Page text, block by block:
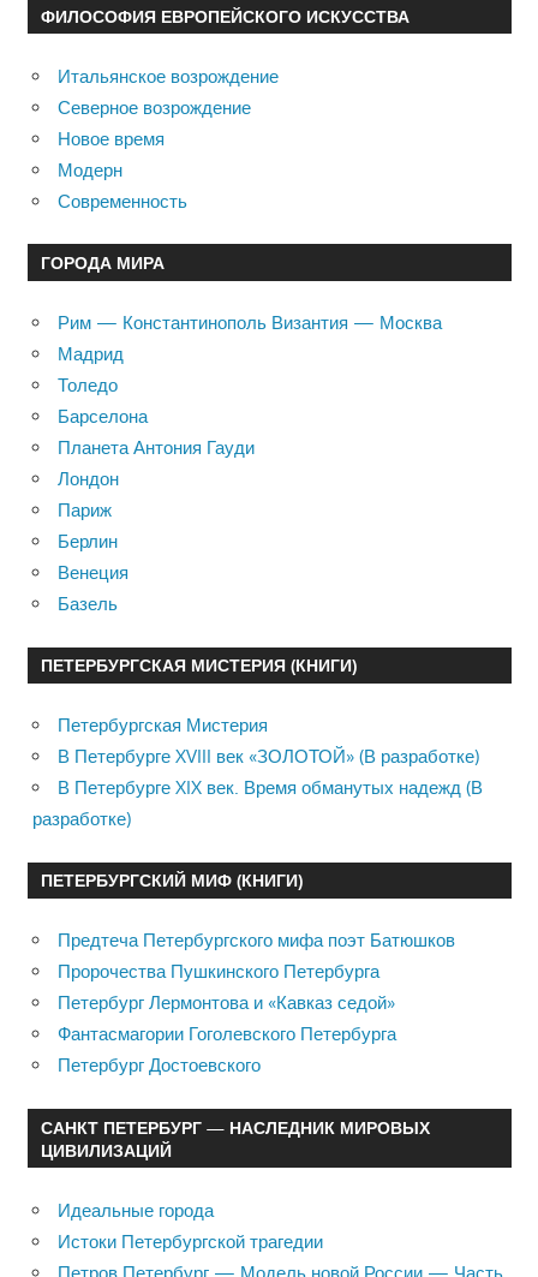
ФИЛОСОФИЯ ЕВРОПЕЙСКОГО ИСКУССТВА
Итальянское возрождение
Северное возрождение
Новое время
Модерн
Современность
ГОРОДА МИРА
Рим — Константинополь Византия — Москва
Мадрид
Толедо
Барселона
Планета Антония Гауди
Лондон
Париж
Берлин
Венеция
Базель
ПЕТЕРБУРГСКАЯ МИСТЕРИЯ (КНИГИ)
Петербургская Мистерия
В Петербурге XVIII век «ЗОЛОТОЙ» (В разработке)
В Петербурге XIX век. Время обманутых надежд (В
разработке)
ПЕТЕРБУРГСКИЙ МИФ (КНИГИ)
Предтеча Петербургского мифа поэт Батюшков
Пророчества Пушкинского Петербурга
Петербург Лермонтова и «Кавказ седой»
Фантасмагории Гоголевского Петербурга
Петербург Достоевского
САНКТ ПЕТЕРБУРГ — НАСЛЕДНИК МИРОВЫХ
ЦИВИЛИЗАЦИЙ
Идеальные города
Истоки Петербургской трагедии
Петров Петербург — Модель новой России — Часть